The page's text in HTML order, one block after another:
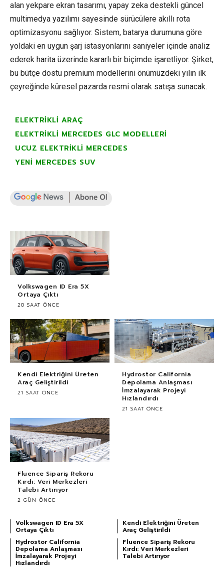
alan yekpare ekran tasarımı, yapay zeka destekli güncel
multimedya yazılımı sayesinde sürücülere akıllı rota
optimizasyonu sağlıyor. Sistem, batarya durumuna göre
yoldaki en uygun şarj istasyonlarını saniyeler içinde analiz
ederek harita üzerinde kararlı bir biçimde işaretliyor. Şirket,
bu bütçe dostu premium modellerini önümüzdeki yılın ilk
çeyreğinde küresel pazarda resmi olarak satışa sunacak.
ELEKTRIKLI ARAÇ
ELEKTRIKLI MERCEDES GLC MODELLERI
UCUZ ELEKTRIKLI MERCEDES
YENI MERCEDES SUV
Volkswagen ID Era 5X
Ortaya Çıktı
20 SAAT ÖNCE
Kendi Elektriğini Üreten
Araç Geliştirildi
21 SAAT ÖNCE
Hydrostor California
Depolama Anlaşması
İmzalayarak Projeyi
Hızlandırdı
21 SAAT ÖNCE
Fluence Sipariş Rekoru
Kırdı: Veri Merkezleri
Talebi Artırıyor
2 GÜN ÖNCE
Volkswagen ID Era 5X
Ortaya Çıktı
Kendi Elektriğini Üreten
Araç Geliştirildi
Hydrostor California
Depolama Anlaşması
İmzalayarak Projeyi
Hızlandırdı
Fluence Sipariş Rekoru
Kırdı: Veri Merkezleri
Talebi Artırıyor